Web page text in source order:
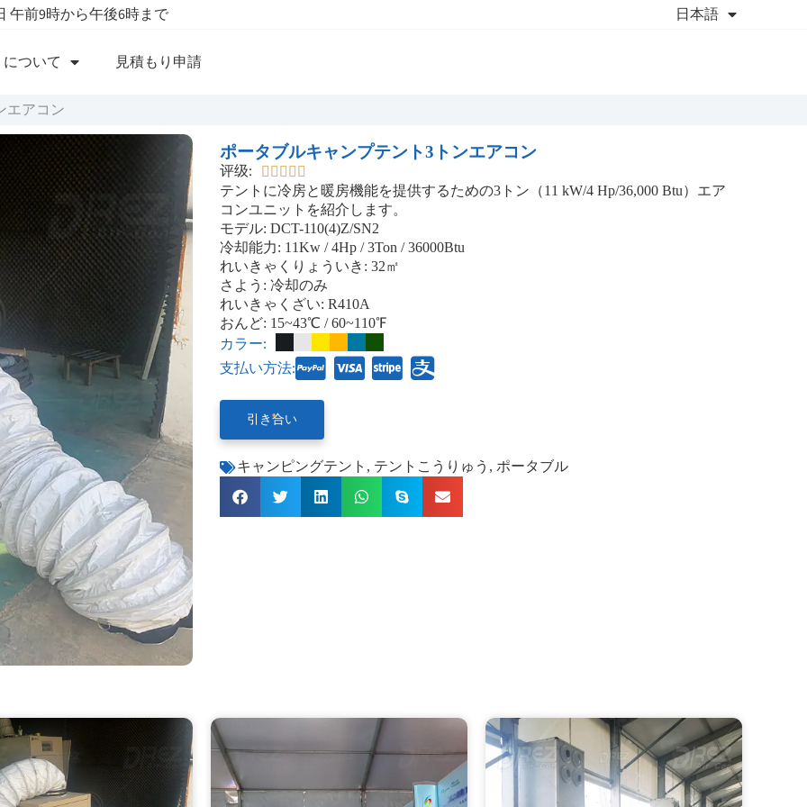
午前9時から午後6時まで 日本語
について 見積もり申請
エアコン
ポータブルキャンプテント3トンエアコン
评级:     
テントに冷房と暖房機能を提供するための3トン（11 kW/4 Hp/36,000 Btu）エア
コンユニットを紹介します。
モデル: DCT-110(4)Z/SN2
冷却能力: 11Kw / 4Hp / 3Ton / 36000Btu
れいきゃくりょういき: 32㎡
さよう: 冷却のみ
れいきゃくざい: R410A
おんど: 15~43℃ / 60~110℉
カラー:
支払い方法:
引き合い
キャンピングテント , テントこうりゅう , ポータブル